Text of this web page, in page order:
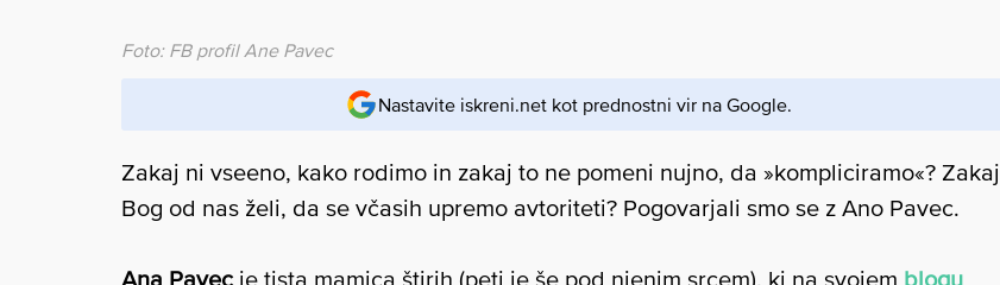
Foto: FB profil Ane Pavec
Nastavite iskreni.net kot prednostni vir na Google.
Zakaj ni vseeno, kako rodimo in zakaj to ne pomeni nujno, da »kompliciramo«? Zakaj
Bog od nas želi, da se včasih upremo avtoriteti? Pogovarjali smo se z Ano Pavec.
Ana Pavec je tista mamica štirih (peti je še pod njenim srcem), ki na svojem blogu